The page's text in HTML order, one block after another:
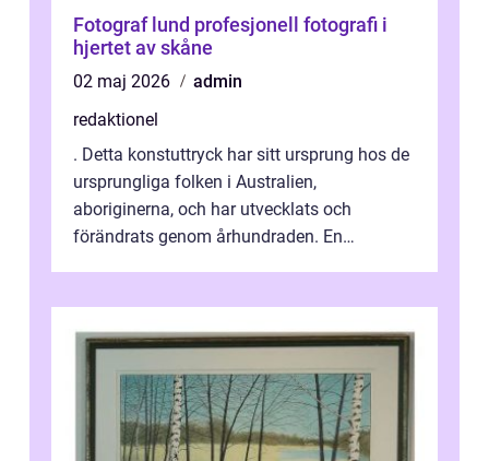
Fotograf lund profesjonell fotografi i
hjertet av skåne
02 maj 2026
admin
redaktionel
. Detta konstuttryck har sitt ursprung hos de
ursprungliga folken i Australien,
aboriginerna, och har utvecklats och
förändrats genom århundraden. En